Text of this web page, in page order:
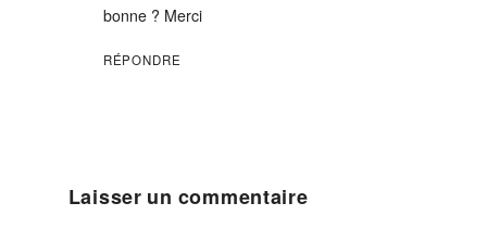
bonne ? Merci
RÉPONDRE
Laisser un commentaire